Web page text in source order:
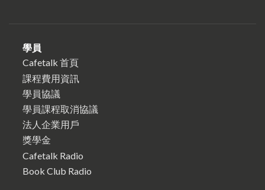
學員
Cafetalk 首頁
課程費用資訊
學員協議
學員課程取消協議
法人企業用戶
獎學金
Cafetalk Radio
Book Club Radio